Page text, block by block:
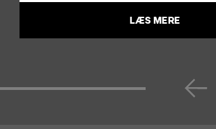
LÆS MERE